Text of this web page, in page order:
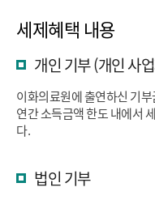
세제혜택 내용
개인 기부 (개인 사
이화의료원에 출연하신 기
연간 소득금액 한도 내에서
다.
법인 기부